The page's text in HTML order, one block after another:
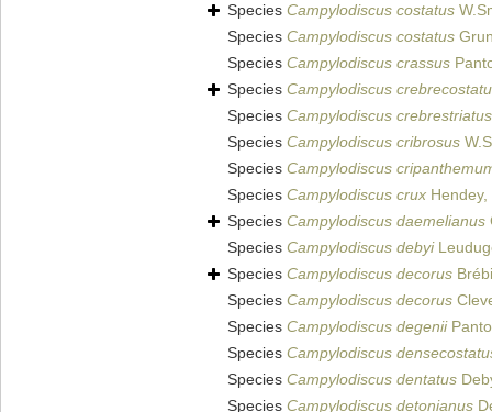
Species Campylodiscus costatus
Species Campylodiscus costatus
Species Campylodiscus crassus
Species Campylodiscus
Species Campylodiscus crebrestriatus
Species Campylodiscus cribrosus
Species Campylodiscus
Species Campylodiscus crux
Species Campylodiscus daemelianus
Species Campylodiscus debyi
Species Campylodiscus decorus
Species Campylodiscus decorus
Species Campylodiscus degenii
Species Campylodiscus
Species Campylodiscus dentatus
Species Campylodiscus detonianus